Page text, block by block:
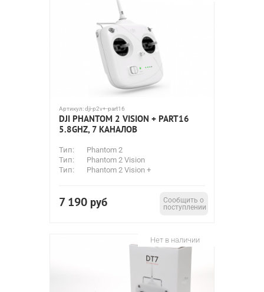
Артикул:dji-p2v+-part16
DJI PHANTOM 2 VISION + PART16
5.8GHZ, 7 КАНАЛОВ
Тип:
Phantom 2
Тип:
Phantom 2 Vision
Тип:
Phantom 2 Vision +
7 190 руб
Сообщить о
поступлении
Нет в наличии